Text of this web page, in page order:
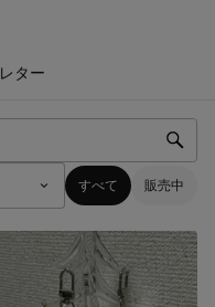
レター
すべて 販売中